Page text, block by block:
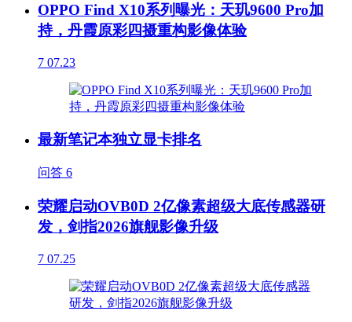
OPPO Find X10系列曝光：天玑9600 Pro加
持，丹霞原彩四摄重构影像体验
7 07.23
最新笔记本独立显卡排名
问答 6
荣耀启动OVB0D 2亿像素超级大底传感器研
发，剑指2026旗舰影像升级
7 07.25